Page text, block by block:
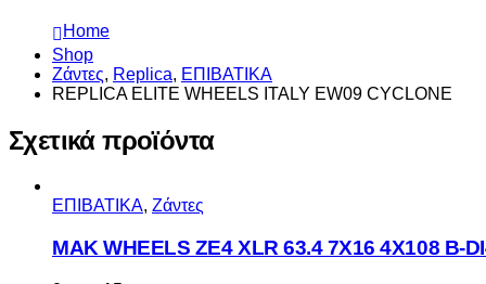
Home
Shop
Ζάντες, Replica, ΕΠΙΒΑΤΙΚΑ
REPLICA ELITE WHEELS ITALY EW09 CYCLONE
Σχετικά προϊόντα
ΕΠΙΒΑΤΙΚΑ, Ζάντες
MAK WHEELS ΖΕ4 XLR 63.4 7Χ16 4Χ108 Β-